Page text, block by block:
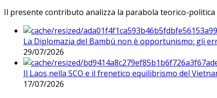
Il presente contributo analizza la parabola teorico-
La Diplomazia del Bambù non è opportunismo: gli
29/07/2026
Il Laos nella SCO e il frenetico equilibrismo del
17/07/2026